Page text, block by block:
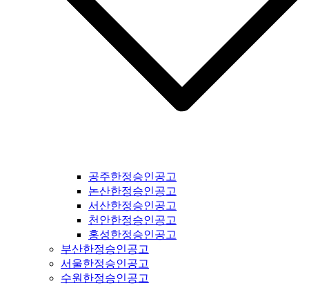
경산신문공고 #청도신문공고 #고령신문공고 #대구신문공고 #
울주신문공고 #울산신문공고 #부산신문공고 #기장신문공고 #
거창신문공고 #합천신문공고 #창녕신문공고 #밀양신문공고 #
창원신문공고 #김해신문공고 #의령신문공고 #진주신문공고 #
하동신문공고 #사천신문공고 #고성신문공고 #거제신문공고 #
통영신문공고 #남해신문공고 #서귀포신문공고 #제주도신문공
고 #경기도일간지공고 #연천군일간지공고 #포천시일간지공고
#동두천시일간지공고 #양주시일간지공고 #의정부시일간지공
시일간지공고 #경기도광주일간지공고 #광주시일간지공고 #양
평군일간지공고 #여주시일간지공고 #이천시일간지공고 #용인
시일간지공고 #수원시일간지공고 #화성시일간지공고 #오산시
일간지공고 #인천시일간지공고 #평택시일간지공고 #안성시일
간지공고 #평택시일간지공고 #안성시일간지공고 #대부도일간
지공고 #제부도일간지공고 #오이도일간지공고 #서울일간지공
고 #서울시일간지공고 #강서구일간지공고 #양천구일간지공고
#구로구일간지공고 #영등포구일간지공고 #금천구일간지공고
공주한정승인공고
논산한정승인공고
서산한정승인공고
천안한정승인공고
홍성한정승인공고
부산한정승인공고
서울한정승인공고
수원한정승인공고